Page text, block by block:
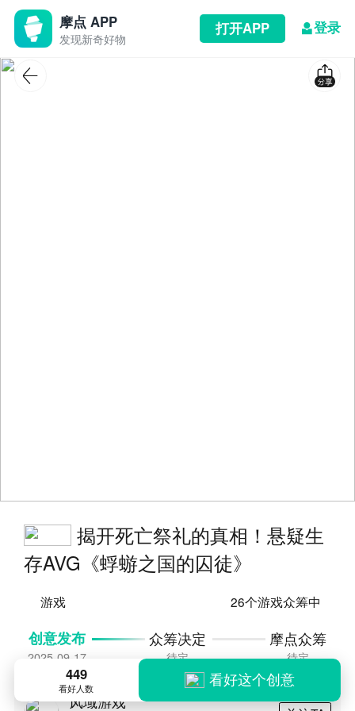
摩点 APP
发现新奇好物
打开APP 登录
揭开死亡祭礼的真相！悬疑生
存AVG《蜉蝣之国的囚徒》
游戏 26个游戏众筹中
创意发布
2025-09-17
众筹决定
待定
摩点众筹
待定
风域游戏
449
看好人数
看好这个创意